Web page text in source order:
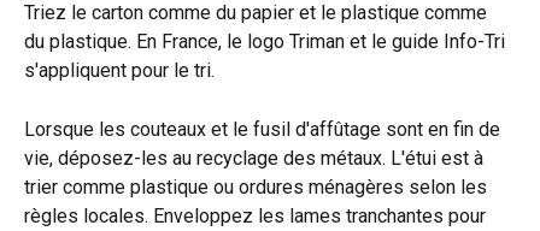
Triez le carton comme du papier et le plastique comme
du plastique. En France, le logo Triman et le guide Info-Tri
s'appliquent pour le tri.
Lorsque les couteaux et le fusil d'affûtage sont en fin de
vie, déposez-les au recyclage des métaux. L'étui est à
trier comme plastique ou ordures ménagères selon les
règles locales. Enveloppez les lames tranchantes pour